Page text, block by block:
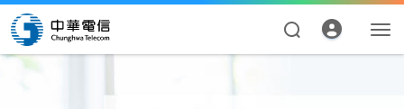
推薦機型 購機優惠 加值優惠 漫遊優惠